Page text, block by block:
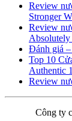
Review
Stronger
Review
Đánh giá
Top 10
Authentic
Review
Công ty